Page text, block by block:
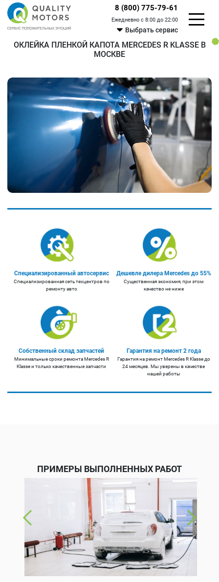
8 (800) 775-79-61
Ежедневно с 8:00 до 22:00
Выбрать сервис
ОКЛЕЙКА ПЛЕНКОЙ КАПОТА MERCEDES R KLASSE В
МОСКВЕ
Специализированный автосервис
Специализированная сеть техцентров по
ремонту авто
Дешевле дилера Mercedes до 55%
Существенная экономия, при этом
качество не ниже
Собственный склад запчастей
Минимальные сроки ремонта Mercedes R
Klasse и только качественные запчасти
Гарантия на ремонт 2 года
Гарантия на ремонт Mercedes R Klasse до
24 месяцев. Мы уверены в качестве
нашей работы
ПРИМЕРЫ ВЫПОЛНЕННЫХ РАБОТ